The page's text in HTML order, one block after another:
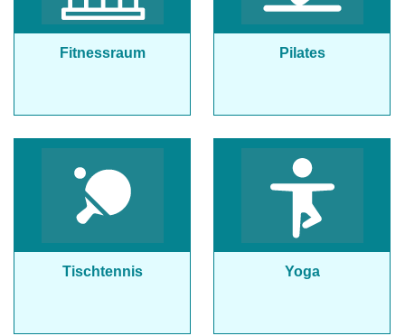
Fitnessraum Pilates
Tischtennis Yoga